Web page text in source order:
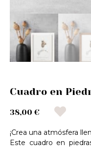
Cuadro en
38,00 €
¡Crea una atmósfera
Este cuadro en